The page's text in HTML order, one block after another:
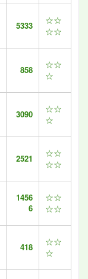
5333
☆☆
☆☆
858
☆☆
☆
3090
☆☆
☆
2521
☆☆
☆☆
1456
6
☆☆
☆☆
418
☆☆
☆